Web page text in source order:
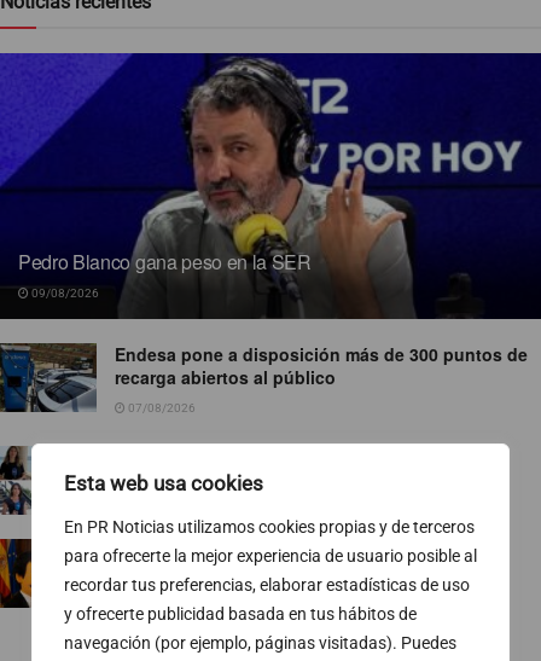
Esta web usa cookies
En PR Noticias utilizamos cookies propias y de terceros
para ofrecerte la mejor experiencia de usuario posible al
recordar tus preferencias, elaborar estadísticas de uso
y ofrecerte publicidad basada en tus hábitos de
navegación (por ejemplo, páginas visitadas). Puedes
Pedro Blanco gana peso en la SER
09/08/2026
Endesa pone a disposición más de 300 puntos de
recarga abiertos al público
07/08/2026
07/08/2026
Ropa para socialistas
07/08/2026